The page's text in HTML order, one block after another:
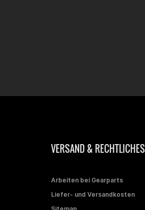
VERSAND & RECHTLICHES
Arbeiten bei Gearparts
Liefer- und Versandkosten